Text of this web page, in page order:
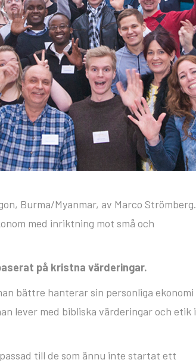
Burma/Myanmar, av Marco Strömberg.
med inriktning mot små och
på kristna värderingar.
bättre hanterar sin personliga ekonomi
lever med bibliska värderingar och etik i
till de som ännu inte startat ett